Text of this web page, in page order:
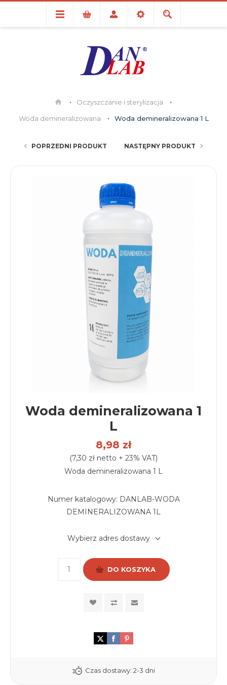
Oczyszczanie i sterylizacja
Woda demineralizowana
Woda demineralizowana 1 L
POPRZEDNI PRODUKT NASTĘPNY PRODUKT
Woda demineralizowana 1
L
8,98 zł
(7,30 zł netto + 23% VAT)
Woda demineralizowana 1 L
Numer katalogowy: DANLAB-WODA
DEMINERALIZOWANA 1L
Wybierz adres dostawy
DO KOSZYKA
Czas dostawy: 2-3 dni